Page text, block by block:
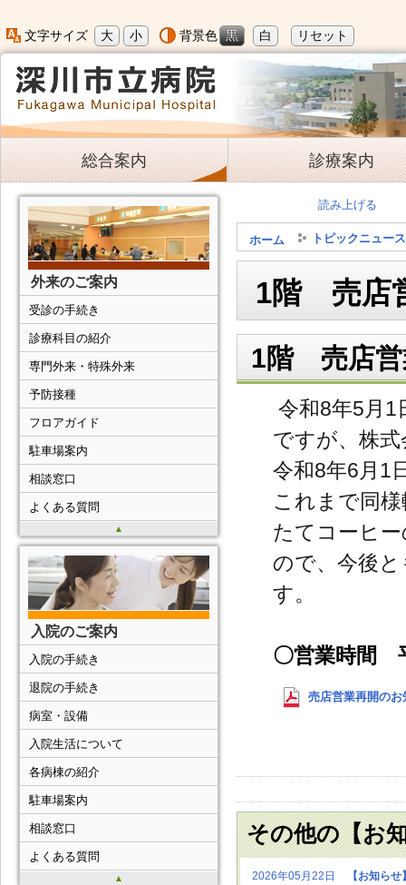
文字サイズ 大 小 背景色 黒 白 リセット
総合案内 診療案内
読み上げる
ホーム トピックニュース
1階 売店
1階 売店営
令和8年5月1
ですが、株
令和8年6月1
これまで同
たてコーヒ
ので、今後
す。
〇営業時間
売店営業再開の
その他の【お
2026年05月22日 【お知らせ
外来のご案内
▲
受診の手続き
診療科目の紹介
専門外来・特殊外来
予防接種
フロアガイド
駐車場案内
相談窓口
よくある質問
入院のご案内
▲
入院の手続き
退院の手続き
病室・設備
入院生活について
各病棟の紹介
駐車場案内
相談窓口
よくある質問